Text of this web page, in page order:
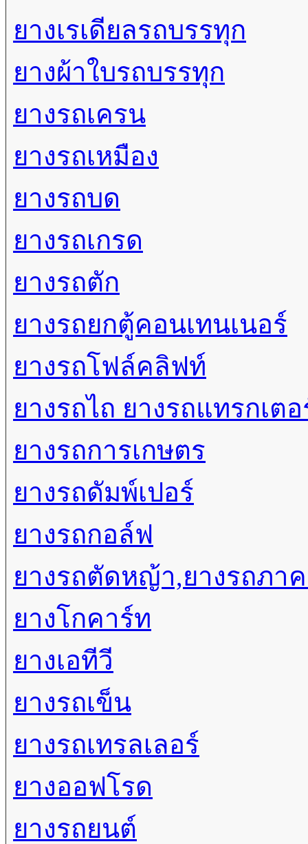
ยางเรเดียลรถบรรทุก
ยางผ้าใบรถบรรทุก
ยางรถเครน
ยางรถเหมือง
ยางรถบด
ยางรถเกรด
ยางรถตัก
ยางรถยกตู้คอนเทนเนอร์
ยางรถโฟล์คลิฟท์
ยางรถไถ ยางรถแทรกเตอ
ยางรถการเกษตร
ยางรถดัมพ์เปอร์
ยางรถกอล์ฟ
ยางรถตัดหญ้า,ยางรถภา
ยางโกคาร์ท
ยางเอทีวี
ยางรถเข็น
ยางรถเทรลเลอร์
ยางออฟโรด
ยางรถยนต์